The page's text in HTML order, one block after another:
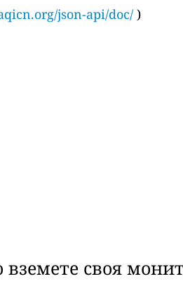
json-api/doc/ )
своя